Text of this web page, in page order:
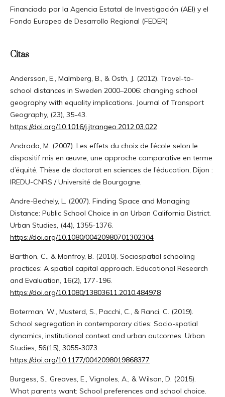
Financiado por la Agencia Estatal de Investigación (AEI) y el
Fondo Europeo de Desarrollo Regional (FEDER)
Citas
Andersson, E., Malmberg, B., & Östh, J. (2012). Travel-to-
school distances in Sweden 2000–2006: changing school
geography with equality implications. Journal of Transport
Geography, (23), 35-43.
https://doi.org/10.1016/j.jtrangeo.2012.03.022
Andrada, M. (2007). Les effets du choix de l’école selon le
dispositif mis en œuvre, une approche comparative en terme
d’équité, Thèse de doctorat en sciences de l’éducation, Dijon :
IREDU-CNRS / Université de Bourgogne.
Andre-Bechely, L. (2007). Finding Space and Managing
Distance: Public School Choice in an Urban California District.
Urban Studies, (44), 1355-1376.
https://doi.org/10.1080/00420980701302304
Barthon, C., & Monfroy, B. (2010). Sociospatial schooling
practices: A spatial capital approach. Educational Research
and Evaluation, 16(2), 177-196.
https://doi.org/10.1080/13803611.2010.484978
Boterman, W., Musterd, S., Pacchi, C., & Ranci, C. (2019).
School segregation in contemporary cities: Socio-spatial
dynamics, institutional context and urban outcomes. Urban
Studies, 56(15), 3055-3073.
https://doi.org/10.1177/0042098019868377
Burgess, S., Greaves, E., Vignoles, A., & Wilson, D. (2015).
What parents want: School preferences and school choice.